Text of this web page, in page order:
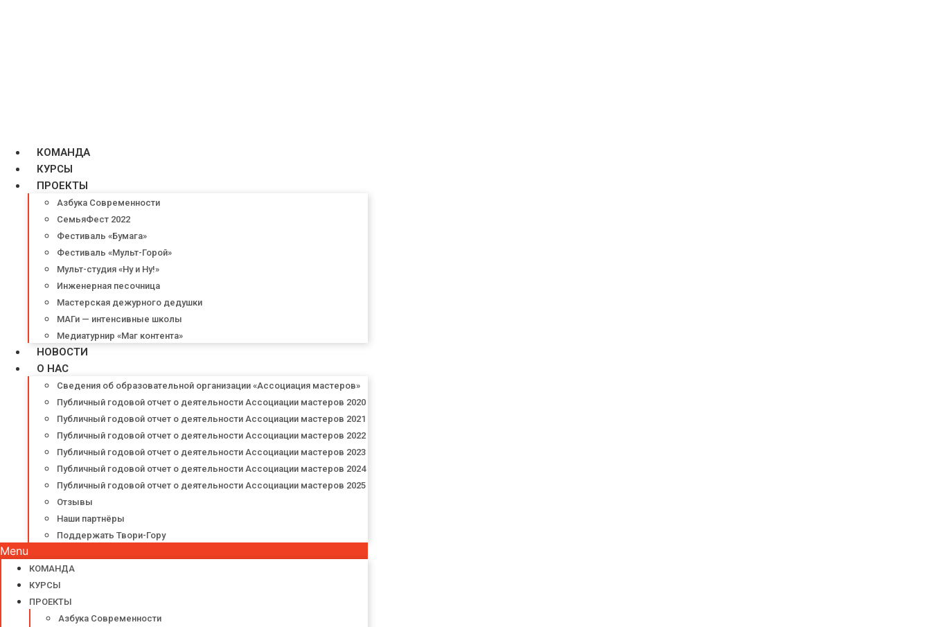
КОМАНДА
КУРСЫ
ПРОЕКТЫ
Азбука Современности
СемьяФест 2022
Фестиваль «Бумага»
Фестиваль «Мульт-Горой»
Мульт-студия «Ну и Ну!»
Инженерная песочница
Мастерская дежурного дедушки
МАГи — интенсивные школы
Медиатурнир «Маг контента»
НОВОСТИ
О НАС
Сведения об образовательной организации «Ассоциация мастеров»
Публичный годовой отчет о деятельности Ассоциации мастеров 2020
Публичный годовой отчет о деятельности Ассоциации мастеров 2021
Публичный годовой отчет о деятельности Ассоциации мастеров 2022
Публичный годовой отчет о деятельности Ассоциации мастеров 2023
Публичный годовой отчет о деятельности Ассоциации мастеров 2024
Публичный годовой отчет о деятельности Ассоциации мастеров 2025
Отзывы
Наши партнёры
Поддержать Твори-Гору
Menu
КОМАНДА
КУРСЫ
ПРОЕКТЫ
Азбука Современности